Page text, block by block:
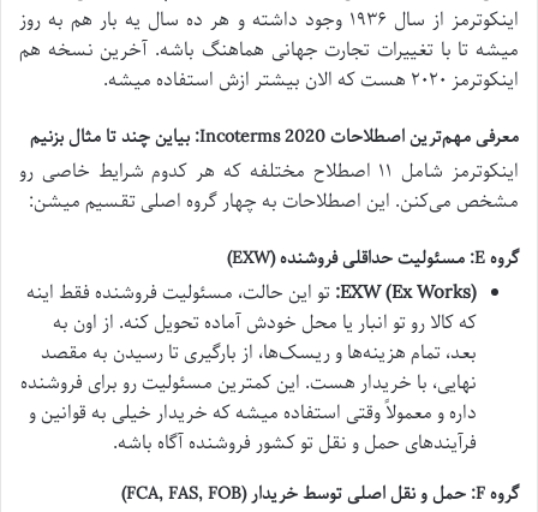
اینکوترمز از سال ۱۹۳۶ وجود داشته و هر ده سال یه بار هم به روز
میشه تا با تغییرات تجارت جهانی هماهنگ باشه. آخرین نسخه هم
اینکوترمز ۲۰۲۰ هست که الان بیشتر ازش استفاده میشه.
معرفی مهم‌ترین اصطلاحات Incoterms 2020: بیاین چند تا مثال بزنیم
اینکوترمز شامل ۱۱ اصطلاح مختلفه که هر کدوم شرایط خاصی رو
مشخص می‌کنن. این اصطلاحات به چهار گروه اصلی تقسیم میشن:
گروه E: مسئولیت حداقلی فروشنده (EXW)
EXW (Ex Works): تو این حالت، مسئولیت فروشنده فقط اینه
که کالا رو تو انبار یا محل خودش آماده تحویل کنه. از اون به
بعد، تمام هزینه‌ها و ریسک‌ها، از بارگیری تا رسیدن به مقصد
نهایی، با خریدار هست. این کمترین مسئولیت رو برای فروشنده
داره و معمولاً وقتی استفاده میشه که خریدار خیلی به قوانین و
فرآیندهای حمل و نقل تو کشور فروشنده آگاه باشه.
گروه F: حمل و نقل اصلی توسط خریدار (FCA, FAS, FOB)